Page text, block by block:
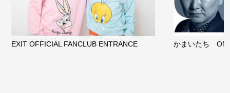
EXIT OFFICIAL FANCLUB ENTRANCE かまいたち